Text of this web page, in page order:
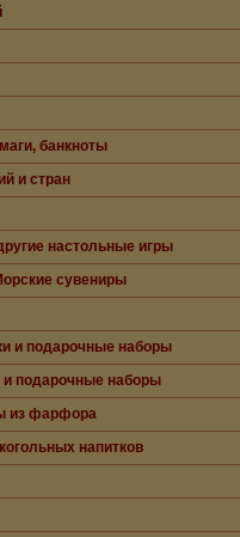
банкноты
и стран
настольные игры
сувениры
и подарочные наборы
и подарочные наборы
из фарфора
напитков